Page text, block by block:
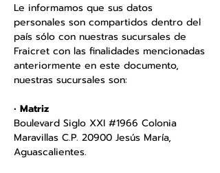
Le informamos que sus datos
personales son compartidos dentro del
país sólo con nuestras sucursales de
Fraicret con las finalidades mencionadas
anteriormente en este documento,
nuestras sucursales son:
• Matriz
Boulevard Siglo XXI #1966 Colonia
Maravillas C.P. 20900 Jesús María,
Aguascalientes.